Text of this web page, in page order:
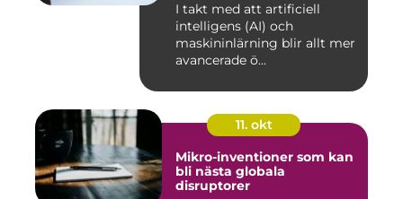
I takt med att artificiell
intelligens (AI) och
maskininlärning blir allt mer
avancerade ö...
11. okt
Mikro-inventioner som kan
bli nästa globala
disruptorer